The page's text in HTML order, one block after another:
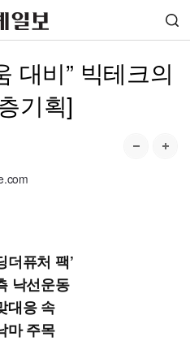
대비” 빅테크의
기획]
더퓨처 팩’
낙선운동
대응 속
마 주목